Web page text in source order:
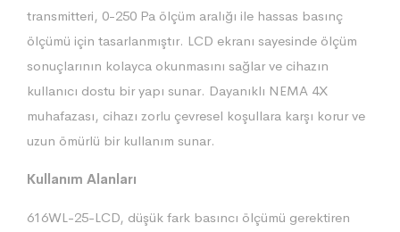
transmitteri, 0-250 Pa ölçüm aralığı ile hassas basınç
ölçümü için tasarlanmıştır. LCD ekranı sayesinde ölçüm
sonuçlarının kolayca okunmasını sağlar ve cihazın
kullanıcı dostu bir yapı sunar. Dayanıklı NEMA 4X
muhafazası, cihazı zorlu çevresel koşullara karşı korur ve
uzun ömürlü bir kullanım sunar.
Kullanım Alanları
616WL-25-LCD, düşük fark basıncı ölçümü gerektiren